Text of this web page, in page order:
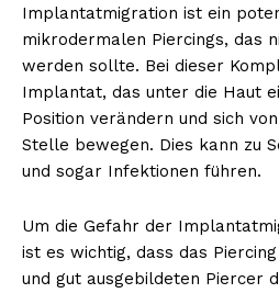
Implantatmigration ist ein
mikrodermalen Piercings, das
werden sollte. Bei dieser
Implantat, das unter die Haut
Position verändern und sich
Stelle bewegen. Dies kann zu
und sogar Infektionen führen.
Um die Gefahr der
ist es wichtig, dass das
und gut ausgebildeten Piercer